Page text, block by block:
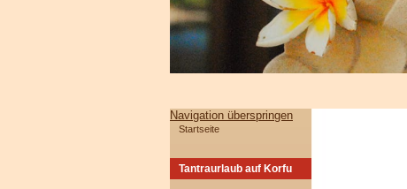
Navigation überspringen
Startseite
Tantraurlaub auf Korfu